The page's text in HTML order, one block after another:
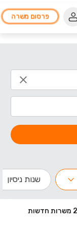
פרסום משרה
שנות ניסיון